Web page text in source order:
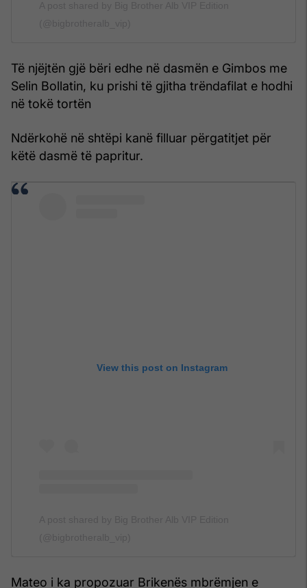
Të njëjtën gjë bëri edhe në dasmën e Gimbos me
Selin Bollatin, ku prishi të gjitha trëndafilat e hodhi
në tokë tortën
Ndërkohë në shtëpi kanë filluar përgatitjet për
këtë dasmë të papritur.
View this post on Instagram
Mateo i ka propozuar Brikenës mbrëmjen e